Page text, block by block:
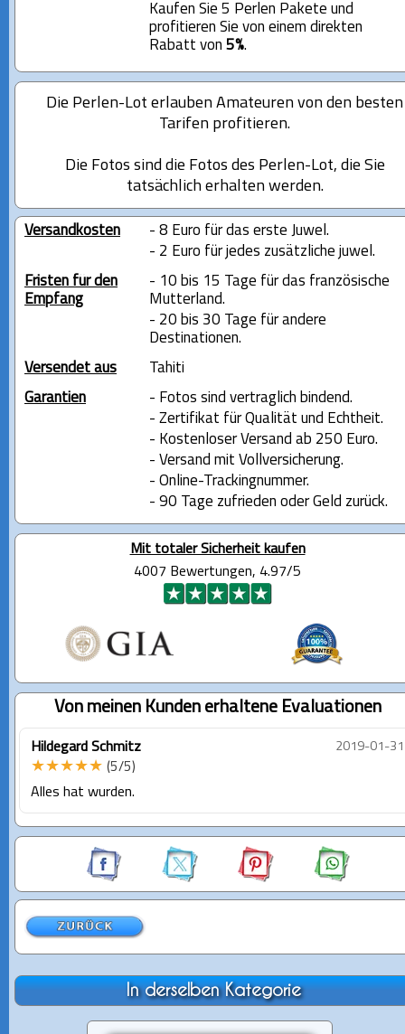
Kaufen Sie 5 Perlen Pakete und
profitieren Sie von einem direkten
Rabatt von 5%.
Die Perlen-Lot erlauben Amateuren von den besten
Tarifen profitieren.
Die Fotos sind die Fotos des Perlen-Lot, die Sie
tatsächlich erhalten werden.
Versandkosten
- 8 Euro für das erste Juwel.
- 2 Euro für jedes zusätzliche juwel.
Fristen für den
Empfang
- 10 bis 15 Tage für das französische
Mutterland.
- 20 bis 30 Tage für andere
Destinationen.
Versendet aus
Tahiti
Garantien
- Fotos sind vertraglich bindend.
- Zertifikat für Qualität und Echtheit.
- Kostenloser Versand ab 250 Euro.
- Versand mit Vollversicherung.
- Online-Trackingnummer.
- 90 Tage zufrieden oder Geld zurück.
Mit totaler Sicherheit kaufen
4007 Bewertungen, 4.97/5
Von meinen Kunden erhaltene Evaluationen
Hildegard Schmitz 2019-01-31
★★★★★ (5/5)
Alles hat wurden.
In derselben Kategorie